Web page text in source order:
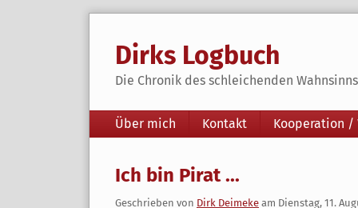
Dirks Logbuch
Die Chronik des schleichenden
Navigation
Über mich Kontakt Kooperation /
Ich bin Pirat ...
Geschrieben von Dirk Deimeke am Dienstag, 11.